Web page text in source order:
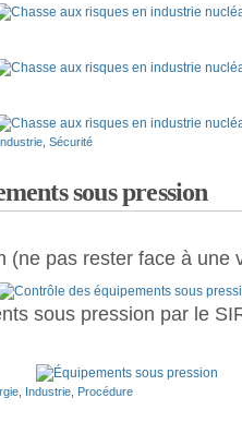
Sécurité
sous pression
(ne pas rester face à une
sous pression par le
Industrie Procédure